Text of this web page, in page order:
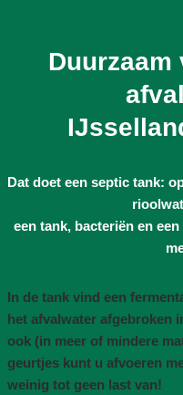
Duurzaam
Dat doet een septic tank:
een tank, bacteriën en
In de tank vind een
het afvalwater afgebroken
ook (in meer of mindere
geurtjes kunt u afvoeren
weinig tot geen last van!